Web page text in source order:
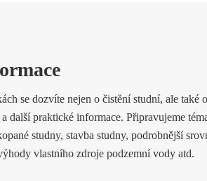
se dozvíte nejen o čistění studní, ale také
další praktické informace. Připravujeme
studny, stavba studny, podrobnější
vlastního zdroje podzemní vody atd.